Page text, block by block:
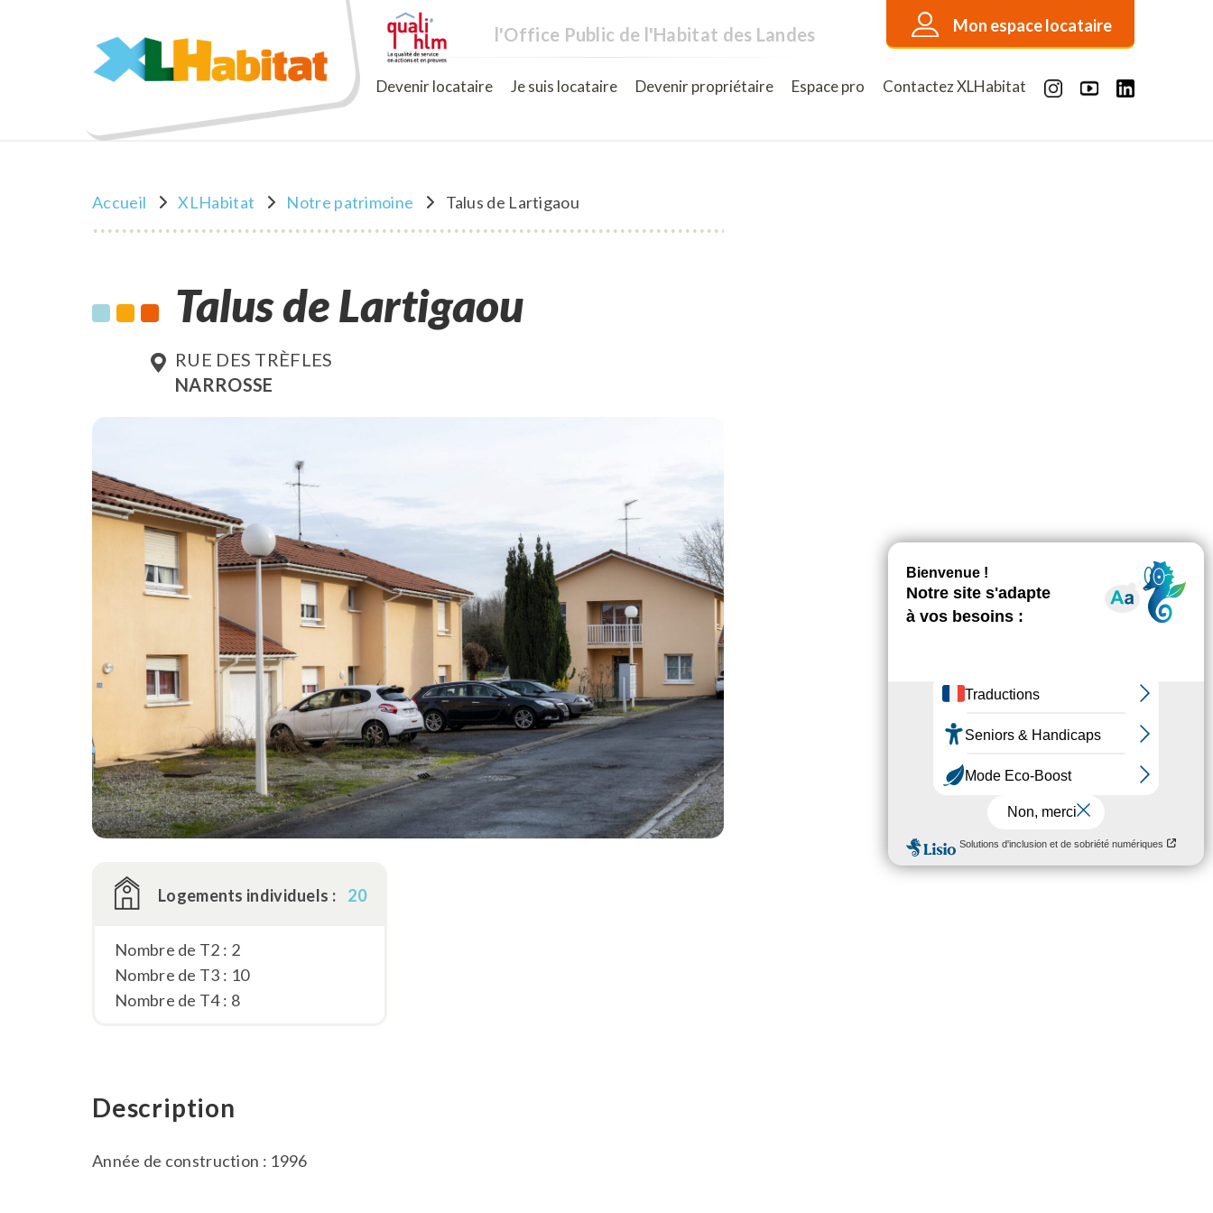
l'Office Public de l'Habitat des Landes Mon espace locataire
XLHabitat Devenir locataire Je suis locataire Devenir propriétaire Espace pro Contactez XLHabitat
Accueil XLHabitat Notre patrimoine Talus de Lartigaou
Talus de Lartigaou
RUE DES TRÈFLES
NARROSSE
Logements individuels : 20
Nombre de T2 : 2
Nombre de T3 : 10
Nombre de T4 : 8
Description
Année de construction : 1996